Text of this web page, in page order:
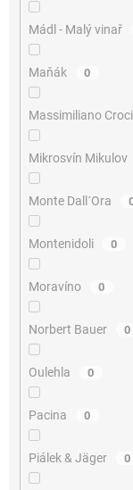
Mádl - Malý vinař
Maňák 0
Massimiliano Croci
Mikrosvín Mikulov
Monte Dall´Ora
Montenidoli 0
Moravíno 0
Norbert Bauer 0
Oulehla 0
Pacina 0
Piálek & Jäger 0